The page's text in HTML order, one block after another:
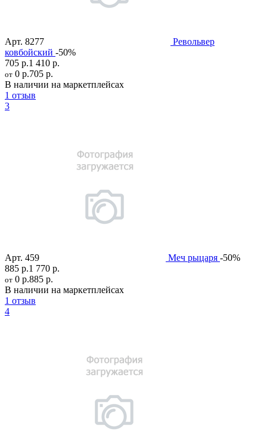
Арт. 8277
Револьвер
ковбойский -50%
705 р.1 410 р.
от 0 р.705 р.
В наличии на маркетплейсах
1 отзыв
3
Арт. 459 Меч рыцаря -50%
885 р.1 770 р.
от 0 р.885 р.
В наличии на маркетплейсах
1 отзыв
4